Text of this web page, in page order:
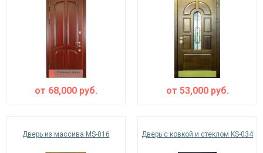
от 68,000руб. от 53,000руб.
Дверь из массива MS-016 Дверь с ковкой и стеклом KS-034